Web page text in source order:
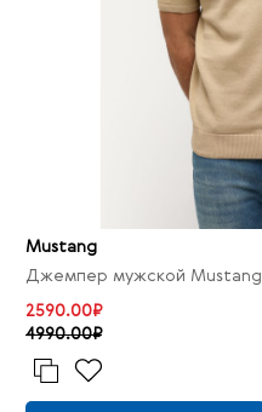
Mustang
Джемпер мужской Mustang
2590.00₽
4990.00₽